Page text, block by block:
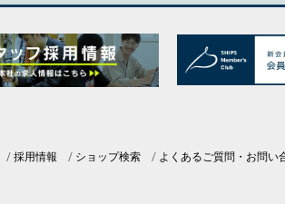
採用情報 ショップ検索 よくあるご質問・お問い